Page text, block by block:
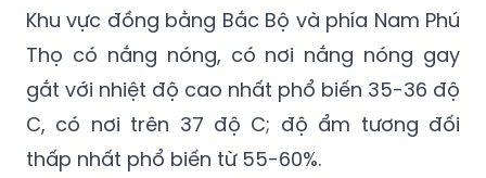
Khu vực đồng bằng Bắc Bộ và phía Nam Phú
Thọ có nắng nóng, có nơi nắng nóng gay
gắt với nhiệt độ cao nhất phổ biến 35-36 độ
C, có nơi trên 37 độ C; độ ẩm tương đối
thấp nhất phổ biến từ 55-60%.